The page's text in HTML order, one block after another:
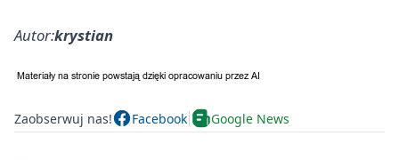
Autor:krystian
Zaobserwuj nas! Facebook Google News